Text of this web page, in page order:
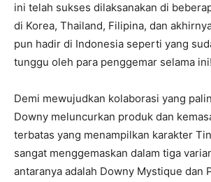
ini telah sukses dilaksanakan di
di Korea, Thailand, Filipina, dan
pun hadir di Indonesia seperti yang
tunggu oleh para penggemar selama ini!
Demi mewujudkan kolaborasi yang
Downy meluncurkan produk dan
terbatas yang menampilkan karakter
sangat menggemaskan dalam tiga
antaranya adalah Downy Mystique dan